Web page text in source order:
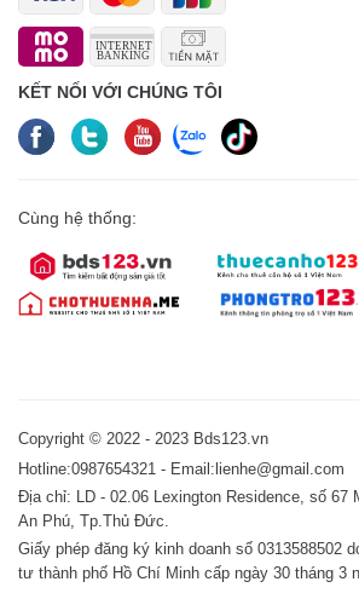
KẾT NỐI VỚI CHÚNG TÔI
Cùng hệ thống:
Copyright © 2022 - 2023 Bds123.vn
Hotline:0987654321 - Email:lienhe@gmail.com
Địa chỉ: LD - 02.06 Lexington Residence, số 67
An Phú, Tp.Thủ Đức.
Giấy phép đăng ký kinh doanh số 0313588502
tư thành phố Hồ Chí Minh cấp ngày 30 tháng 3